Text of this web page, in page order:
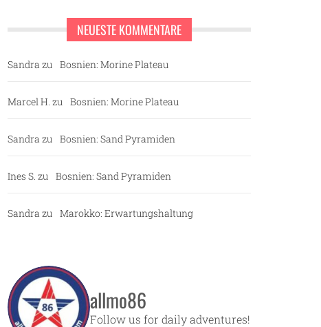
NEUESTE KOMMENTARE
Sandra zu Bosnien: Morine Plateau
Marcel H. zu Bosnien: Morine Plateau
Sandra zu Bosnien: Sand Pyramiden
Ines S. zu Bosnien: Sand Pyramiden
Sandra zu Marokko: Erwartungshaltung
allmo86
Follow us for daily adventures!